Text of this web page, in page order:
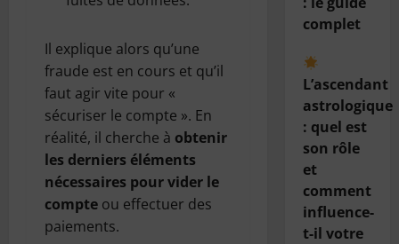
Il explique alors qu’une
fraude est en cours et qu’il
faut agir vite pour «
sécuriser le compte ». En
réalité, il cherche à obtenir
les derniers éléments
nécessaires pour vider le
compte ou effectuer des
paiements.
complet
L’ascendant
astrologique
: quel est
son rôle
et
comment
influence-
t-il votre